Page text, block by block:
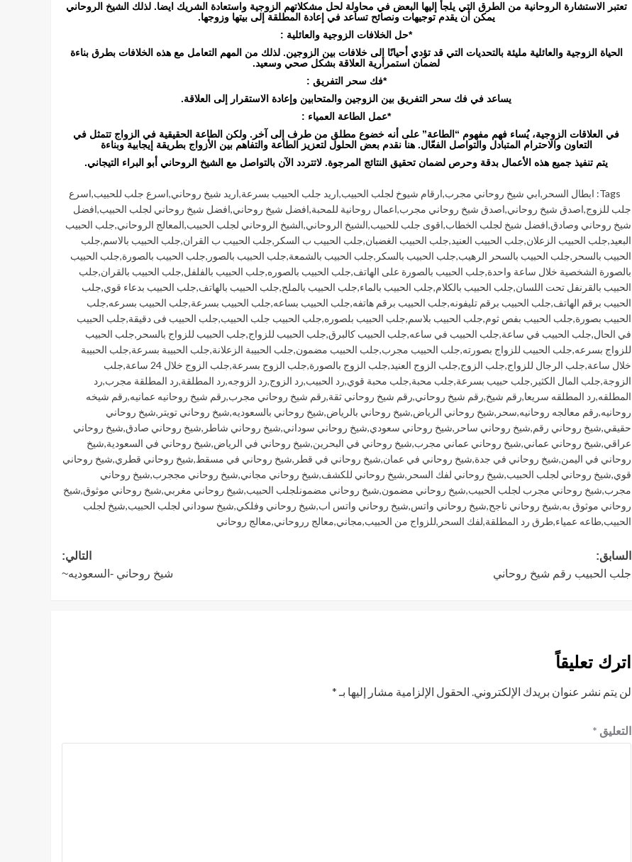
تعتبر الاستشارة الروحانية من الطرق التي يلجأ إليها البعض في محاولة لحل مشكلاتهم الزوجية واستعادة الشريك ايضا. لذلك الشيخ الروحاني
يمكن أن يقدم توجيهات ونصائح تساعد في إعادة المطلقة إلى بيتها وزوجها.
*حل الخلافات الزوجية والعائلية :
الحياة الزوجية والعائلية مليئة بالتحديات التي قد تؤدي أحيانًا إلى خلافات بين الزوجين. لذلك من المهم التعامل مع هذه الخلافات بطرق بناءة
لضمان استمرارية العلاقة بشكل صحي وسعيد.
*فك سحر التفريق :
يساعد في فك سحر التفريق بين الزوجين والمتحابين وإعادة الاستقرار إلى العلاقة.
*عمل الطاعة العمياء :
في العلاقات الزوجية، يُساء فهم مفهوم “الطاعة” على أنه خضوع مطلق من طرف إلى آخر. ولكن الطاعة الحقيقية في الزواج تتمثل في
التعاون والاحترام المتبادل والتواصل الفعّال. هنا نقدم بعض الحلول لتعزيز الطاعة والتفاهم بين الأزواج بطريقة إيجابية وبناءة
يتم تنفيذ جميع هذه الأعمال بدقة وحرص لضمان تحقيق النتائج المرجوة. لاتتردد الآن بالتواصل مع الشيخ الروحاني أبو البراء التيجاني.
Tags: ابطال السحر ,ابي شيخ روحاني مجرب,ارقام شيوخ لجلب الحبيب,اريد جلب الحبيب بسرعة,اريد شيخ روحاني,اسرع جلب للحبيب,اسرع
جلب للزوج,اصدق شيخ روحاني,اصدق شيخ روحاني مجرب,اعمال روحانية للمحبة,افضل شيخ روحاني,افضل شيخ روحاني لجلب الحبيب,افضل
شيخ روحاني وصادق,افضل شيخ لجلب الخطاب,اقوى جلب للحبيب,الشيخ الروحاني,الشيخ الروحاني لجلب الحبيب,المعالج الروحاني,جلب الحبيب
البعيد,جلب الحبيب الزعلان,جلب الحبيب العنيد,جلب الحبيب الغضبان,جلب الحبيب ب السكر ,جلب الحبيب ب القران,جلب الحبيب بالاسم,جلب
الحبيب بالسحر ,جلب الحبيب بالسحر الرهيب,جلب الحبيب بالسكر ,جلب الحبيب بالشمعة,جلب الحبيب بالصور ,جلب الحبيب بالصورة,جلب الحبيب
بالصورة الشخصية خلال ساعة واحدة,جلب الحبيب بالصورة على الهاتف,جلب الحبيب بالصوره,جلب الحبيب بالفلفل,جلب الحبيب بالقران,جلب
الحبيب بالقرنفل تحت اللسان,جلب الحبيب بالكلام,جلب الحبيب بالماء,جلب الحبيب بالملح,جلب الحبيب بالهاتف,جلب الحبيب بدعاء قوي,جلب
الحبيب برقم الهاتف,جلب الحبيب برقم تليفونه,جلب الحبيب برقم هاتفه,جلب الحبيب بساعه,جلب الحبيب بسرعة,جلب الحبيب بسرعه,جلب
الحبيب بصورة,جلب الحبيب بفص ثوم,جلب الحبيب بلاسم,جلب الحبيب بلصوره,جلب الحبيب جلب الحبيب,جلب الحبيب فى دقيقة,جلب الحبيب
في الحال,جلب الحبيب في ساعة,جلب الحبيب في ساعه,جلب الحبيب كالبرق,جلب الحبيب للزواج,جلب الحبيب للزواج بالسحر ,جلب الحبيب
للزواج بسرعه,جلب الحبيب للزواج بصورته,جلب الحبيب مجرب,جلب الحبيب مضمون,جلب الحبيبة الزعلانة,جلب الحبيبة بسرعة,جلب الحبيبة
خلال ساعة,جلب الرجال للزواج,جلب الزوج,جلب الزوج العنيد,جلب الزوج بالصورة,جلب الزوج بسرعة,جلب الزوج خلال 24 ساعة ,جلب
الزوجة,جلب المال الكثير ,جلب حبيب بسرعة,جلب محبة,جلب محبة قوي,رد الحبيب,رد الزوج,رد الزوجه,رد المطلقة,رد المطلقة مجرب,رد
المطلقه,رد المطلقه سريعا,رقم شيخ,رقم شيخ روحاني,رقم شيخ روحاني ثقة,رقم شيخ روحاني مجرب,رقم شيخ روحانيه عمانيه,رقم شيخه
روحانيه,رقم معالجه روحانيه,سحر ,شيخ روحاني الرياض,شيخ روحاني بالرياض,شيخ روحاني بالسعوديه,شيخ روحاني تويتر ,شيخ روحاني
حقيقي,شيخ روحاني رقم,شيخ روحاني ساحر ,شيخ روحاني سعودي,شيخ روحاني سوداني,شيخ روحاني شاطر ,شيخ روحاني صادق,شيخ روحاني
عراقي,شيخ روحاني عماني,شيخ روحاني عماني مجرب,شيخ روحاني في البحرين,شيخ روحاني في الرياض,شيخ روحاني في السعودية,شيخ
روحاني في اليمن,شيخ روحاني في جدة,شيخ روحاني في عمان,شيخ روحاني في قطر ,شيخ روحاني في مسقط,شيخ روحاني قطري,شيخ روحاني
قوي,شيخ روحاني لجلب الحبيب,شيخ روحاني لفك السحر ,شيخ روحاني للكشف,شيخ روحاني مجاني,شيخ روحاني مججرب,شيخ روحاني
مجرب,شيخ روحاني مجرب لجلب الحبيب,شيخ روحاني مضمون,شيخ روحاني مضمونلجلب الحبيب,شيخ روحاني مغربي,شيخ روحاني موثوق,شيخ
روحاني موثوق به,شيخ روحاني ناجح,شيخ روحاني واتس,شيخ روحاني واتس اب,شيخ روحاني وفلكي,شيخ سوداني لجلب الحبيب,شيخ لجلب
الحبيب,طاعه عمياء,طرق رد المطلقة,لفك السحر ,للزواج من الحبيب,مجاني,معالج رروحاني,معالج روحاني
تصفّح
المقالات
السابق:
جلب الحبيب رقم شيخ روحاني
التالي:
شيخ روحاني -السعوديه~
اترك تعليقاً
لن يتم نشر عنوان بريدك الإلكتروني. الحقول الإلزامية مشار إليها بـ *
التعليق *